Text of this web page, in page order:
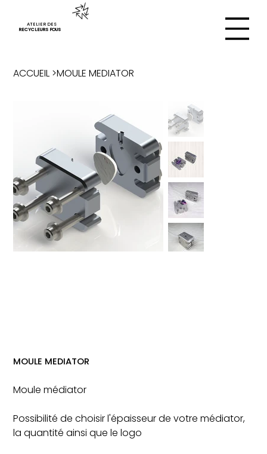
ATELIER DES
RECYCLEURS FOUS
ACCUEIL >MOULE MEDIATOR
MOULE MEDIATOR
Moule médiator
Possibilité de choisir l'épaisseur de votre médiator,
la quantité ainsi que le logo